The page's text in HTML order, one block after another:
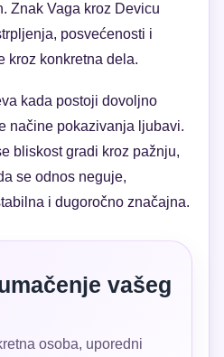
Znak Vaga kroz Devicu
posvećenosti i
kroz konkretna dela.
kada postoji dovoljno
načine pokazivanja ljubavi.
bliskost gradi kroz pažnju,
se odnos neguje,
i dugoročno značajna.
vašeg
osoba, uporedni